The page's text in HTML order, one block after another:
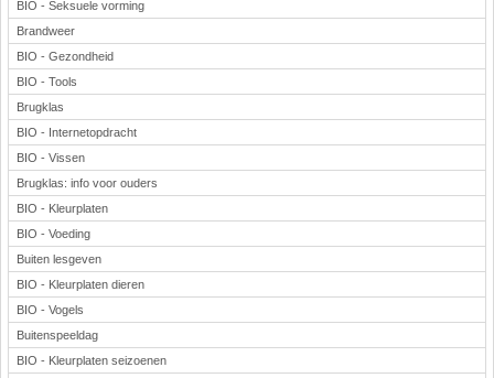
BIO - Seksuele vorming
Brandweer
BIO - Gezondheid
BIO - Tools
Brugklas
BIO - Internetopdracht
BIO - Vissen
Brugklas: info voor ouders
BIO - Kleurplaten
BIO - Voeding
Buiten lesgeven
BIO - Kleurplaten dieren
BIO - Vogels
Buitenspeeldag
BIO - Kleurplaten seizoenen